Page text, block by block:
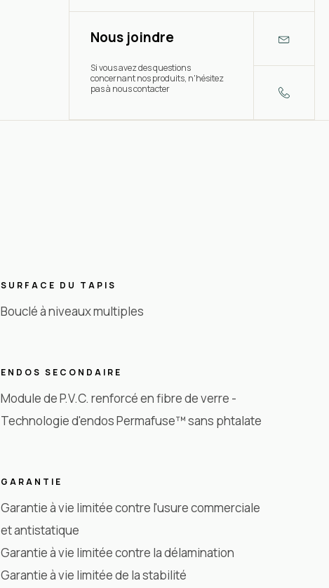
Nous joindre
Si vous avez des questions
concernant nos produits, n'hésitez
pas à nous contacter
SURFACE DU TAPIS
Bouclé à niveaux multiples
ENDOS SECONDAIRE
Module de P.V.C. renforcé en fibre de verre -
Technologie d'endos Permafuse™ sans phtalate
GARANTIE
Garantie à vie limitée contre l'usure commerciale
et antistatique
Garantie à vie limitée contre la délamination
Garantie à vie limitée de la stabilité